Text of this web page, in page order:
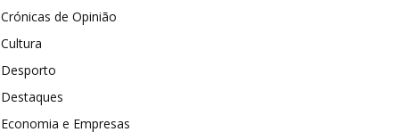
Crónicas de Opinião
Cultura
Desporto
Destaques
Economia e Empresas